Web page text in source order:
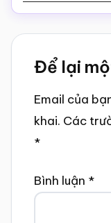
Reader
Để lại
Email của
khai. Các
*
Bình luận *